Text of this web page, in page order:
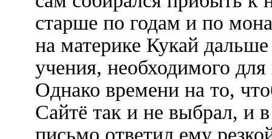
старше по годам и по
на материке Кукай
учения, необходимого
Однако времени на то,
Сайтё так и не выбрал, и